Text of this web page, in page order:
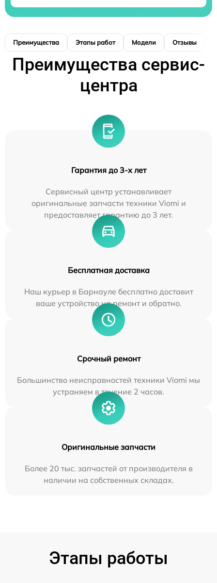
Преимущества Этапы работ Модели Отзывы
Преимущества сервис-
центра
Гарантия до 3-х лет
Сервисный центр устанавливает
оригинальные запчасти техники Viomi и
предоставляет гарантию до 3 лет.
Бесплатная доставка
Наш курьер в Барнауле бесплатно доставит
ваше устройство на ремонт и обратно.
Срочный ремонт
Большинство неисправностей техники Viomi мы
устраняем в течение 2 часов.
Оригинальные запчасти
Более 20 тыс. запчастей от производителя в
наличии на собственных складах.
Этапы работы